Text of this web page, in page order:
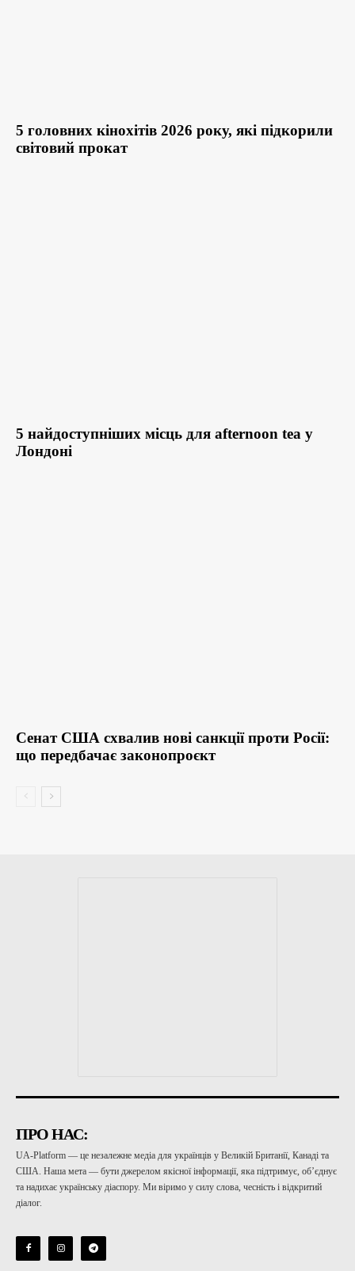
5 головних кінохітів 2026 року, які підкорили
світовий прокат
5 найдоступніших місць для afternoon tea у
Лондоні
Сенат США схвалив нові санкції проти Росії:
що передбачає законопроєкт
ПРО НАС:
UA-Platform — це незалежне медіа для українців у Великій Британії, Канаді та
США. Наша мета — бути джерелом якісної інформації, яка підтримує, об’єднує
та надихає українську діаспору. Ми віримо у силу слова, чесність і відкритий
діалог.